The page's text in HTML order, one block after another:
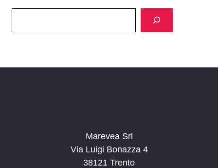
Marevea Srl
Via Luigi Bonazza 4
38121 Trento